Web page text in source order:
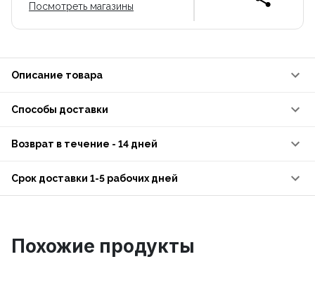
Посмотреть магазины
Описание товара
Способы доставки
Возврат в течение - 14 дней
Срок доставки 1-5 рабочих дней
Похожие продукты